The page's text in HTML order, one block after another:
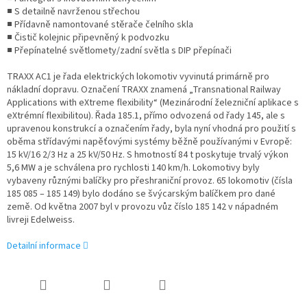
■ S detailně navrženou střechou
■ Přídavně namontované stěrače čelního skla
■ Čistič kolejnic připevněný k podvozku
■ Přepínatelné světlomety/zadní světla s DIP přepínači
TRAXX AC1 je řada elektrických lokomotiv vyvinutá primárně pro
nákladní dopravu. Označení TRAXX znamená „Transnational Railway
Applications with eXtreme flexibility“ (Mezinárodní železniční aplikace s
eXtrémní flexibilitou). Řada 185.1, přímo odvozená od řady 145, ale s
upravenou konstrukcí a označením řady, byla nyní vhodná pro použití s ​​
oběma střídavými napěťovými systémy běžně používanými v Evropě:
15 kV/16 2/3 Hz a 25 kV/50 Hz. S hmotností 84 t poskytuje trvalý výkon
5,6 MW a je schválena pro rychlosti 140 km/h. Lokomotivy byly
vybaveny různými balíčky pro přeshraniční provoz. 65 lokomotiv (čísla
185 085 – 185 149) bylo dodáno se švýcarským balíčkem pro dané
země. Od května 2007 byl v provozu vůz číslo 185 142 v nápadném
livreji Edelweiss.
Detailní informace